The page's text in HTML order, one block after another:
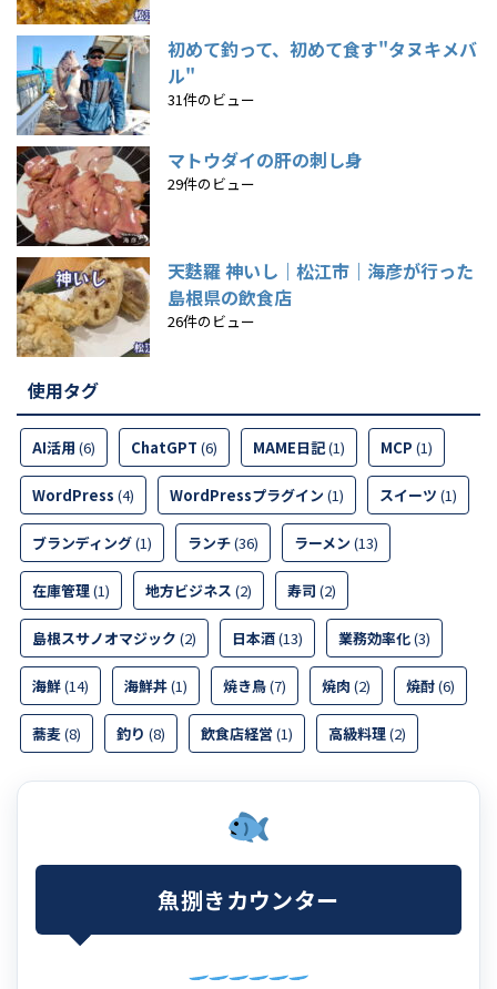
初めて釣って、初めて食す"タヌキメバ
ル"
31件のビュー
マトウダイの肝の刺し身
29件のビュー
天麩羅 神いし｜松江市｜海彦が行った
島根県の飲食店
26件のビュー
使用タグ
AI活用 (6) ChatGPT (6) MAME日記(1) MCP (1)
WordPress (4) WordPressプラグイン (1) スイーツ (1)
ブランディング(1) ランチ(36) ラーメン (13)
在庫管理(1) 地方ビジネス (2) 寿司 (2)
島根スサノオマジック (2) 日本酒(13) 業務効率化(3)
海鮮(14) 海鮮丼(1) 焼き鳥(7) 焼肉 (2) 焼酎(6)
蕎麦(8) 釣り (8) 飲食店経営(1) 高級料理(2)
魚捌きカウンター